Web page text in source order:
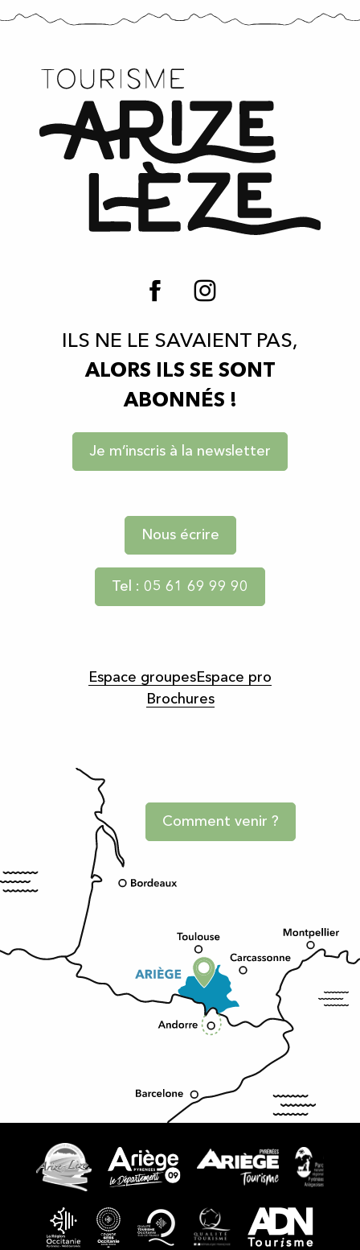
ILS NE LE SAVAIENT PAS,
ALORS ILS SE SONT
ABONNÉS !
Je m’inscris à la newsletter
Nous écrire
Tel : 05 61 69 99 90
Espace groupesEspace pro
Brochures
Comment venir ?